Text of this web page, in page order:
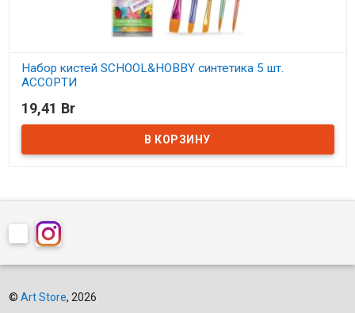
Набор кистей SCHOOL&HOBBY синтетика 5 шт.
АССОРТИ
В наличии
19,41 Br
© Art Store, 2026